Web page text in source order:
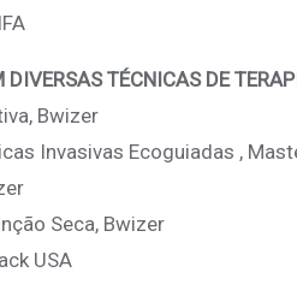
TÉCNICAS DE
Bwizer
Invasivas Ecoguiadas ,
Seca, Bwizer
USA